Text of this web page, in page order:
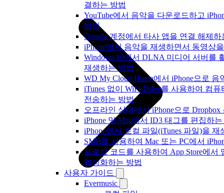
결하는 방법
YouTube에서 음악을 다운로드하고
방법
Google 계정에서 타사 앱을 연결 해제하
iPhone에서 음악을 재생하면서 동영상
Windows 10에서 DLNA 미디어 서버를
재생하는 방법
WD My Cloud Home에서 iPhone으로
iTunes 없이 WiFi-Drive를 사용하여 컴
전송하는 방법
오프라인 상태에서 iPhone으로
iPhone 및 Mac에서 ID3 태그를 편집하
iPhone에서 로컬 파일(iTunes 파일)을 재
SMB를 사용하여 Mac 또는 PC에서
프로모 코드를 사용하여 App Store에서
활성화하는 방법
사용자 가이드
Evermusic